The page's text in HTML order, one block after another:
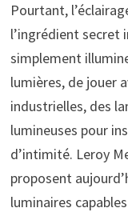
Pourtant,
l’ingrédient secret
simplement
lumières, de jouer
industrielles, des
lumineuses pour
d’intimité. Leroy
proposent
luminaires